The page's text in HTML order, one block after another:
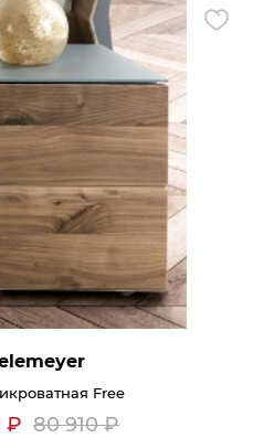
Мягкая мебель
Диваны
Аксессуары
Free
₽ 80 910₽